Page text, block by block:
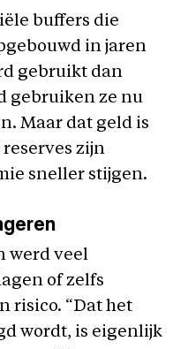
buffers die
in jaren
gebruikt dan
gebruiken ze nu
Maar dat geld is
zijn
sneller stijgen.
werd veel
of zelfs
risico. “Dat het
wordt, is eigenlijk